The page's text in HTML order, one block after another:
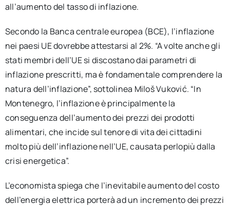
all’aumento del tasso di inflazione.
Secondo la Banca centrale europea (BCE), l’inflazione
nei paesi UE dovrebbe attestarsi al 2%. “A volte anche gli
stati membri dell’UE si discostano dai parametri di
inflazione prescritti, ma è fondamentale comprendere la
natura dell’inflazione”, sottolinea Miloš Vuković. “In
Montenegro, l’inflazione è principalmente la
conseguenza dell’aumento dei prezzi dei prodotti
alimentari, che incide sul tenore di vita dei cittadini
molto più dell’inflazione nell’UE, causata perlopiù dalla
crisi energetica”.
L’economista spiega che l’inevitabile aumento del costo
dell’energia elettrica porterà ad un incremento dei prezzi